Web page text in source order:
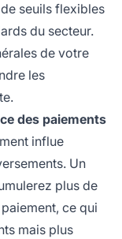
seuils flexibles
du secteur.
de votre
les
des paiements
influe
Un
plus de
ce qui
mais plus